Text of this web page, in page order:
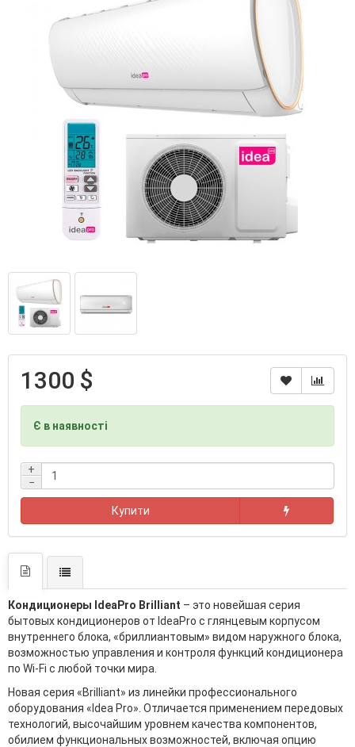
1300 $
Є в наявності
+
−
Купити
Кондиционеры IdeaPro Brilliant – это новейшая серия
бытовых кондиционеров от IdeaPro с глянцевым корпусом
внутреннего блока, «бриллиантовым» видом наружного блока,
возможностью управления и контроля функций кондиционера
по Wi-Fi с любой точки мира.
Новая серия «Brilliant» из линейки профессионального
оборудования «Idea Pro». Отличается применением передовых
технологий, высочайшим уровнем качества компонентов,
обилием функциональных возможностей, включая опцию